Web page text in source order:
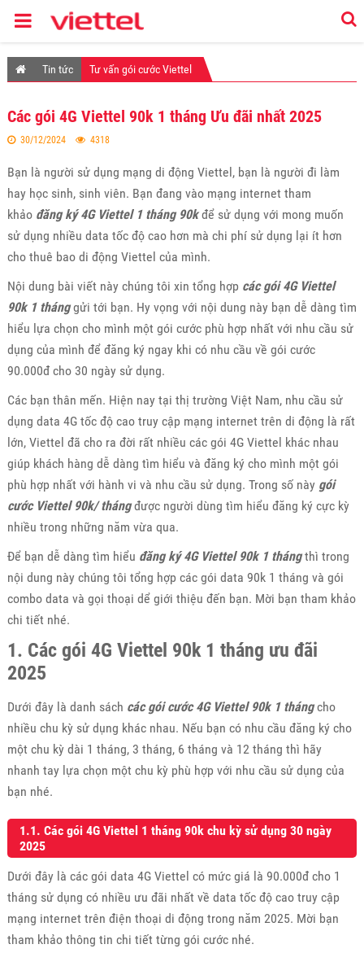
Tin tức Tư vấn gói cước Viettel
Các gói 4G Viettel 90k 1 tháng Ưu đãi nhất 2025
30/12/2024 4318
Bạn là người sử dụng mạng di động Viettel, bạn là người đi làm
hay học sinh, sinh viên. Bạn đang vào mạng internet tham
khảo đăng ký 4G Viettel 1 tháng 90kđể sử dụng với mong muốn
sử dụng nhiều data tốc độ cao hơn mà chi phí sử dụng lại ít hơn
cho thuê bao di động Viettel của mình.
Nội dung bài viết này chúng tôi xin tổng hợp các gói 4G Viettel
90k 1 thánggửi tới bạn. Hy vọng với nội dung này bạn dễ dàng tìm
hiểu lựa chọn cho mình một gói cước phù hợp nhất với nhu cầu sử
dụng của mình để đăng ký ngay khi có nhu cầu về gói cước
90.000đ cho 30 ngày sử dụng.
Các bạn thân mến. Hiện nay tại thị trường Việt Nam, nhu cầu sử
dụng data 4G tốc độ cao truy cập mạng internet trên di động là rất
lớn, Viettel đã cho ra đời rất nhiều các gói 4G Viettel khác nhau
giúp khách hàng dễ dàng tìm hiểu và đăng ký cho mình một gói
phù hợp nhất với hành vi và nhu cầu sử dụng. Trong số này gói
cước Viettel 90k/ thángđược người dùng tìm hiểu đăng ký cực kỳ
nhiều trong những năm vừa qua.
Để bạn dễ dàng tìm hiểu đăng ký 4G Viettel 90k 1 thángthì trong
nội dung này chúng tôi tổng hợp các gói data 90k 1 tháng và gói
combo data và gọi thoại dể giới thiệu đến bạn. Mời bạn tham khảo
chi tiết nhé.
1. Các gói 4G Viettel 90k 1 tháng ưu đãi
2025
Dưới đây là danh sách các gói cước 4G Viettel 90k 1 thángcho
nhiều chu kỳ sử dụng khác nhau. Nếu bạn có nhu cầu đăng ký cho
một chu kỳ dài 1 tháng, 3 tháng, 6 tháng và 12 tháng thì hãy
nhanh tay lựa chọn một chu kỳ phù hợp với nhu cầu sử dụng của
bạn nhé.
1.1. Các gói 4G Viettel 1 tháng 90k chu kỳ sử dụng 30 ngày
2025
Dưới đây là các gói data 4G Viettel có mức giá là 90.000đ cho 1
tháng sử dụng có nhiều ưu đãi nhất về data tốc độ cao truy cập
mạng internet trên điện thoại di động trong năm 2025. Mời bạn
tham khảo thông tin chi tiết từng gói cước nhé.